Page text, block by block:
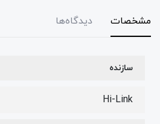
مشخصات دیدگاه‌ها
سازنده
Hi-Link